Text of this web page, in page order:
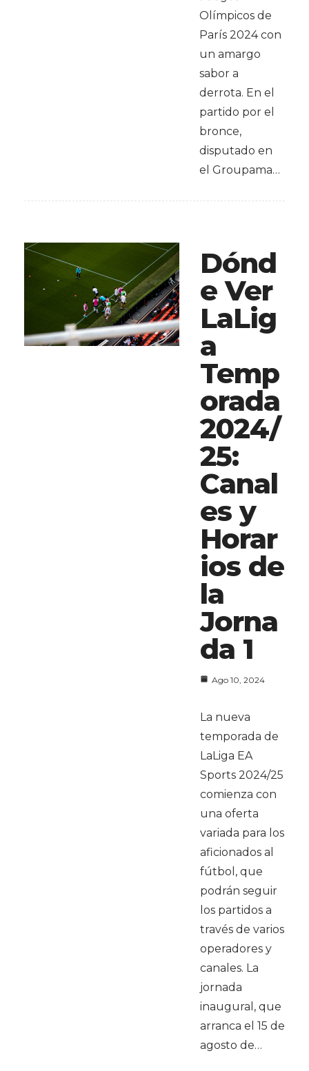
Olímpicos de
París 2024 con
un amargo
sabor a
derrota. En el
partido por el
bronce,
disputado en
el Groupama…
Dónd
e Ver
LaLig
a
Temp
orada
2024/
25:
Canal
es y
Horar
ios de
la
Jorna
da 1
Ago 10, 2024
La nueva
temporada de
LaLiga EA
Sports 2024/25
comienza con
una oferta
variada para los
aficionados al
fútbol, que
podrán seguir
los partidos a
través de varios
operadores y
canales. La
jornada
inaugural, que
arranca el 15 de
agosto de…